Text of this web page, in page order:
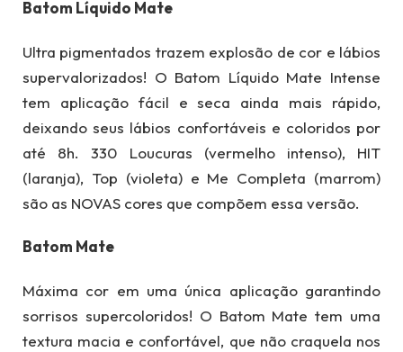
Batom Líquido Mate
Ultra pigmentados trazem explosão de cor e lábios
supervalorizados! O Batom Líquido Mate Intense
tem aplicação fácil e seca ainda mais rápido,
deixando seus lábios confortáveis e coloridos por
até 8h. 330 Loucuras (vermelho intenso), HIT
(laranja), Top (violeta) e Me Completa (marrom)
são as NOVAS cores que compõem essa versão.
Batom Mate
Máxima cor em uma única aplicação garantindo
sorrisos supercoloridos! O Batom Mate tem uma
textura macia e confortável, que não craquela nos